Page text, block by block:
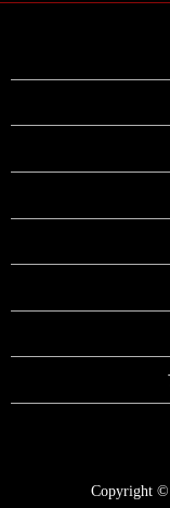
Copyright